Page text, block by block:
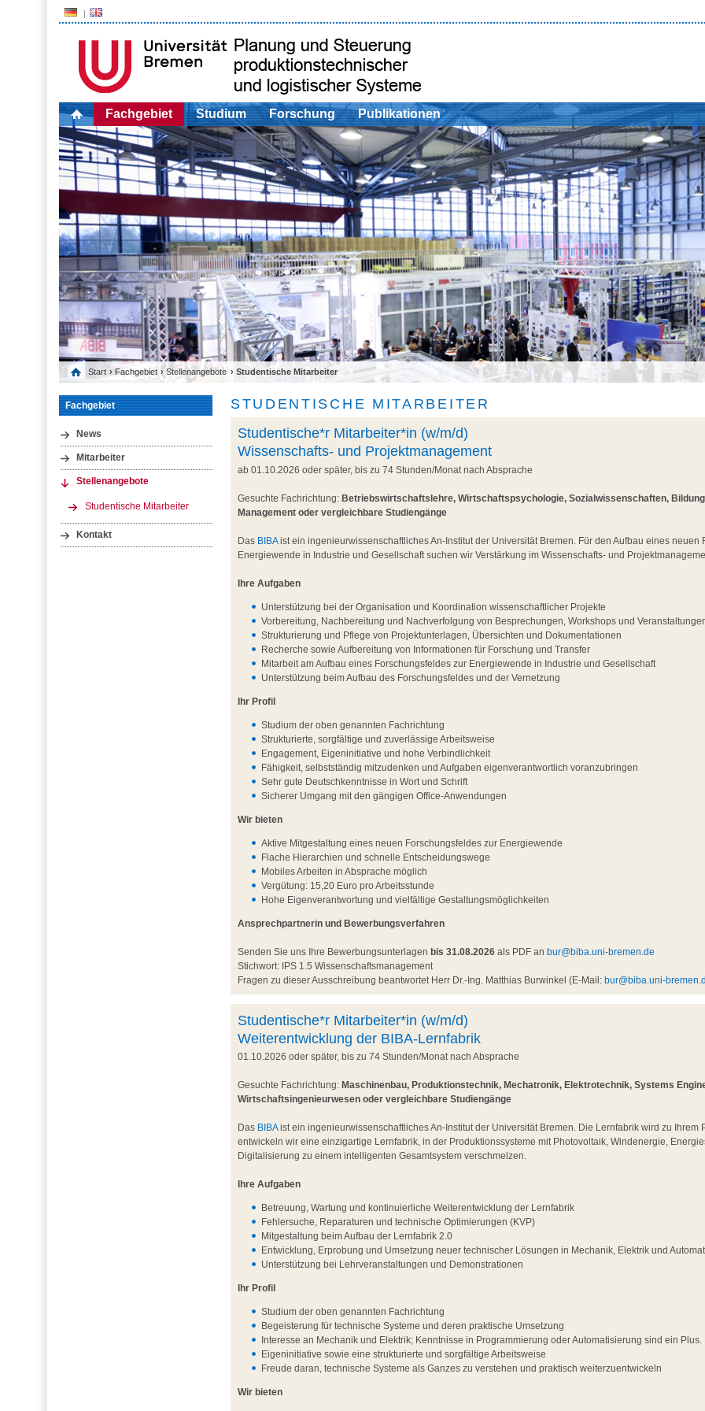
Fachgebiet Studium Forschung Publikationen
Start › Fachgebiet ›Stellenangebote › Studentische Mitarbeiter
Fachgebiet
News
Mitarbeiter
Stellenangebote
Studentische Mitarbeiter
Kontakt
STUDENTISCHE MITARBEITER
Studentische*r Mitarbeiter*in (w/m/d)
Wissenschafts- und Projektmanagement
ab 01.10.2026 oder später, bis zu 74 Stunden/Monat nach Absprache
Gesuchte Fachrichtung:Betriebswirtschaftslehre, Wirtschaftspsychologie, Sozialwissenschaften,
Management oder vergleichbare Studiengänge
Das BIBAist ein ingenieurwissenschaftliches An-Institut der Universität Bremen. Für den Aufbau eines neuen
Energiewende in Industrie und Gesellschaft suchen wir Verstärkung im Wissenschafts- und
Ihre Aufgaben
Unterstützung bei der Organisation und Koordination wissenschaftlicher Projekte
Vorbereitung, Nachbereitung und Nachverfolgung von Besprechungen, Workshops und
Strukturierung und Pflege von Projektunterlagen, Übersichten und Dokumentationen
Recherche sowie Aufbereitung von Informationen für Forschung und Transfer
Mitarbeit am Aufbau eines Forschungsfeldes zur Energiewende in Industrie und Gesellschaft
Unterstützung beim Aufbau des Forschungsfeldes und der Vernetzung
Ihr Profil
Studium der oben genannten Fachrichtung
Strukturierte, sorgfältige und zuverlässige Arbeitsweise
Engagement, Eigeninitiative und hohe Verbindlichkeit
Fähigkeit, selbstständig mitzudenken und Aufgaben eigenverantwortlich voranzubringen
Sehr gute Deutschkenntnisse in Wort und Schrift
Sicherer Umgang mit den gängigen Office-Anwendungen
Wir bieten
Aktive Mitgestaltung eines neuen Forschungsfeldes zur Energiewende
Flache Hierarchien und schnelle Entscheidungswege
Mobiles Arbeiten in Absprache möglich
Vergütung: 15,20 Euro pro Arbeitsstunde
Hohe Eigenverantwortung und vielfältige Gestaltungsmöglichkeiten
Ansprechpartnerin und Bewerbungsverfahren
Senden Sie uns Ihre Bewerbungsunterlagenbis 31.08.2026 als PDF anbur@biba.uni-bremen.de
Stichwort: IPS 1.5 Wissenschaftsmanagement
Fragen zu dieser Ausschreibung beantwortet Herr Dr.-Ing. Matthias Burwinkel (E-Mail:bur@biba.uni-
Studentische*r Mitarbeiter*in (w/m/d)
Weiterentwicklung der BIBA-Lernfabrik
01.10.2026 oder später, bis zu 74 Stunden/Monat nach Absprache
Gesuchte Fachrichtung: Maschinenbau, Produktionstechnik, Mechatronik, Elektrotechnik, Systems
Wirtschaftsingenieurwesen oder vergleichbare Studiengänge
Das BIBAist ein ingenieurwissenschaftliches An-Institut der Universität Bremen. Die Lernfabrik wird zu Ihrem
entwickeln wir eine einzigartige Lernfabrik, in der Produktionssysteme mit Photovoltaik, Windenergie,
Digitalisierung zu einem intelligenten Gesamtsystem verschmelzen.
Ihre Aufgaben
Betreuung, Wartung und kontinuierliche Weiterentwicklung der Lernfabrik
Fehlersuche, Reparaturen und technische Optimierungen (KVP)
Mitgestaltung beim Aufbau der Lernfabrik 2.0
Entwicklung, Erprobung und Umsetzung neuer technischer Lösungen in Mechanik, Elektrik und
Unterstützung bei Lehrveranstaltungen und Demonstrationen
Ihr Profil
Studium der oben genannten Fachrichtung
Begeisterung für technische Systeme und deren praktische Umsetzung
Interesse an Mechanik und Elektrik; Kenntnisse in Programmierung oder Automatisierung sind ein Plus.
Eigeninitiative sowie eine strukturierte und sorgfältige Arbeitsweise
Freude daran, technische Systeme als Ganzes zu verstehen und praktisch weiterzuentwickeln
Wir bieten